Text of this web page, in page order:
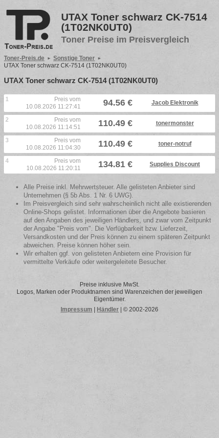
UTAX Toner schwarz CK-7514
(1T02NK0UT0)
Toner Preise im Preisvergleich
Toner-Preis.de
Sonstige Toner
UTAX Toner schwarz CK-7514 (1T02NK0UT0)
UTAX Toner schwarz CK-7514 (1T02NK0UT0)
1
Preis vom
10.08.2026 11:27:41
94.56 € Jacob Elektronik
2
Preis vom
10.08.2026 11:14:51
110.49 € tonermonster
3
Preis vom
10.08.2026 11:04:30
110.49 € toner-notruf
4
Preis vom
10.08.2026 11:20:11
134.81 € Supplies Discount
Alle Preise inkl. Mehrwertsteuer. Alle gelisteten Anbieter sind
Unternehmen (§ 5b Abs. 1 Nr. 6 UWG).
Im Preisvergleich sind sehr wahrscheinlich nicht alle existierenden
Online-Shops gelistet. Informationen über die Angebote basieren
auf den Angaben des jeweiligen Händlers, und zwar vom Zeitpunkt
der Angabe "Preis vom". Die Verfügbarkeit bzw. Lieferzeit,
Versandkosten und der Preis können zu einem späteren Zeitpunkt
abweichen. Preise können höher sein.
Wir erhalten ggf. von gelisteten Anbietern eine Provision für
vermittelte Verkäufe oder weitergeleitete Besucher.
Preise inklusive MwSt.
Logos, Marken oder Produktnamen sind Warenzeichen der jeweiligen
Eigentümer.
Impressum
Händler | © 2002-2026